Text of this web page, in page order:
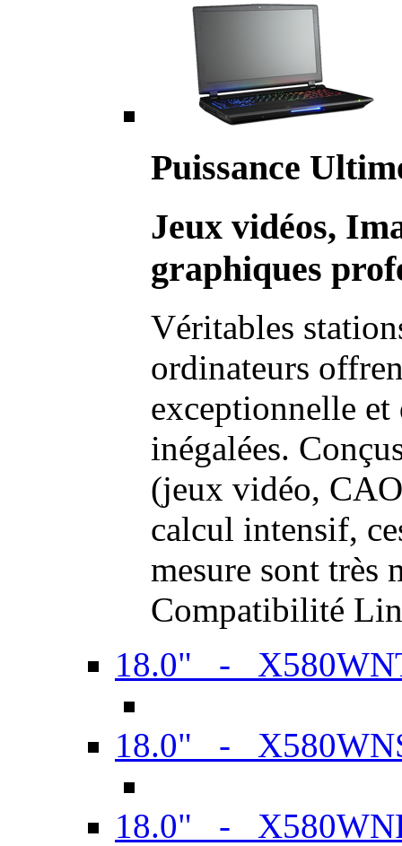
Puissance
Jeux vidéos,
graphiques
Véritables
ordinateurs
exceptionnelle et
inégalées.
(jeux vidéo,
calcul intensif,
mesure sont très
Compatibilité
18.0" -
18.0" -
18.0" -